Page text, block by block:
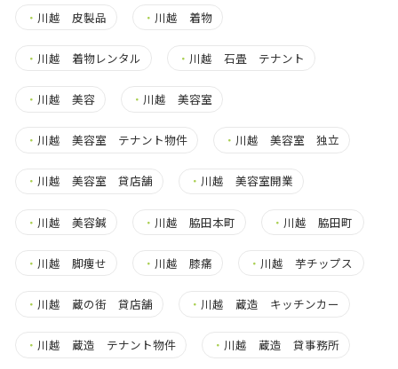
・ 川越 皮製品 ・ 川越 着物
・ 川越 着物レンタル ・ 川越 石畳 テナント
・ 川越 美容 ・ 川越 美容室
・ 川越 美容室 テナント物件 ・ 川越 美容室 独立
・ 川越 美容室 貸店舗 ・ 川越 美容室開業
・ 川越 美容鍼 ・ 川越 脇田本町 ・ 川越 脇田町
・ 川越 脚痩せ ・ 川越 膝痛 ・ 川越 芋チップス
・ 川越 蔵の街 貸店舗 ・ 川越 蔵造 キッチンカー
・ 川越 蔵造 テナント物件 ・ 川越 蔵造 貸事務所